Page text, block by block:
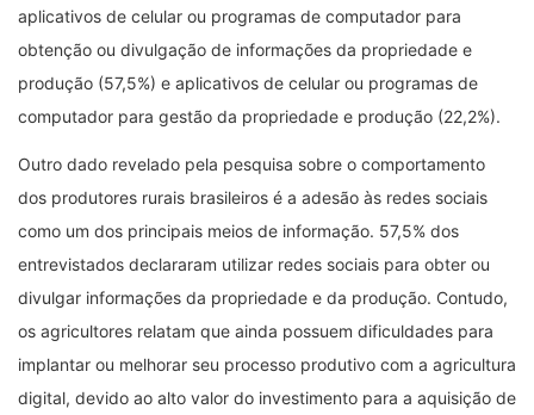
aplicativos de celular ou programas de computador para
obtenção ou divulgação de informações da propriedade e
produção (57,5%) e aplicativos de celular ou programas de
computador para gestão da propriedade e produção (22,2%).
Outro dado revelado pela pesquisa sobre o comportamento
dos produtores rurais brasileiros é a adesão às redes sociais
como um dos principais meios de informação. 57,5% dos
entrevistados declararam utilizar redes sociais para obter ou
divulgar informações da propriedade e da produção. Contudo,
os agricultores relatam que ainda possuem dificuldades para
implantar ou melhorar seu processo produtivo com a agricultura
digital, devido ao alto valor do investimento para a aquisição de